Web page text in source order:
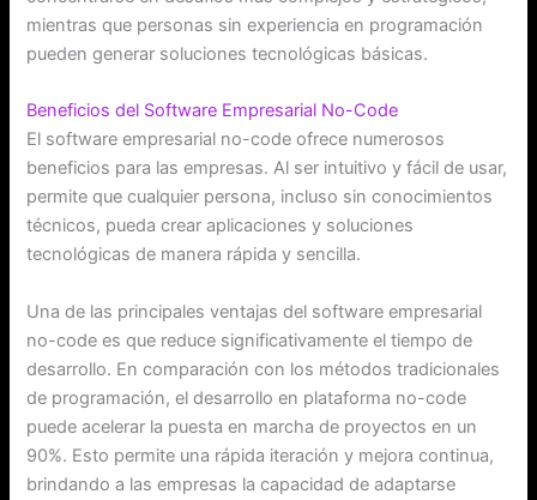
mientras que personas sin experiencia en programación
pueden generar soluciones tecnológicas básicas.
Beneficios del Software Empresarial No-Code
El software empresarial no-code ofrece numerosos
beneficios para las empresas. Al ser intuitivo y fácil de usar,
permite que cualquier persona, incluso sin conocimientos
técnicos, pueda crear aplicaciones y soluciones
tecnológicas de manera rápida y sencilla.
Una de las principales ventajas del software empresarial
no-code es que reduce significativamente el tiempo de
desarrollo. En comparación con los métodos tradicionales
de programación, el desarrollo en plataforma no-code
puede acelerar la puesta en marcha de proyectos en un
90%. Esto permite una rápida iteración y mejora continua,
brindando a las empresas la capacidad de adaptarse